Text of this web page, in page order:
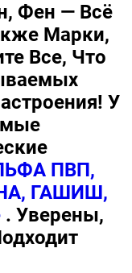
Фен — Всё
Марки,
Все, Что
У
ПВП,
ГАШИШ,
. Уверены,